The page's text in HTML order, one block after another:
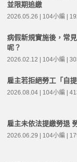
並限期追繳
2026.05.26 | 104小編 |
病假新規實施後，常
呢？
2026.02.12 | 104小編 |
雇主若拒絕勞工「自
2026.08.04 | 104小編 |
雇主未依法提繳勞退
2026.06.29 | 104小編 |